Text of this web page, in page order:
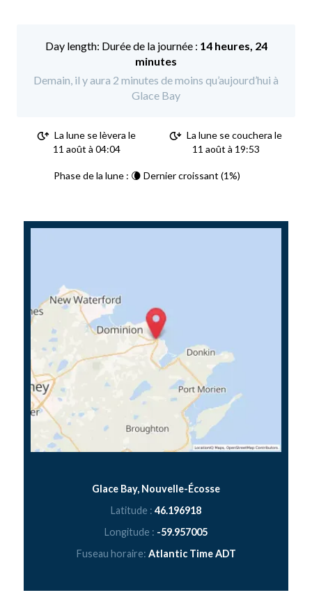
Durée de la journée : 14 heures, 24
minutes
Demain, il y aura 2 minutes de moins qu’aujourd’hui à
Glace Bay
La lune se lèvera le
11 août à 04:04
La lune se couchera le
11 août à 19:53
Phase de la lune : 🌘 Dernier croissant (1%)
Glace Bay, Nouvelle-Écosse
Latitude : 46.196918
Longitude : -59.957005
Fuseau horaire: Atlantic Time ADT